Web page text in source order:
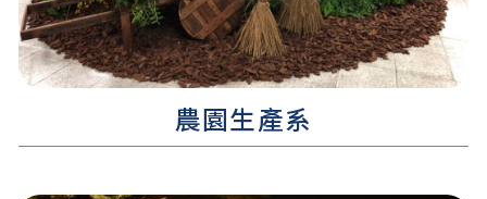
認識更多 ...
農園生產系